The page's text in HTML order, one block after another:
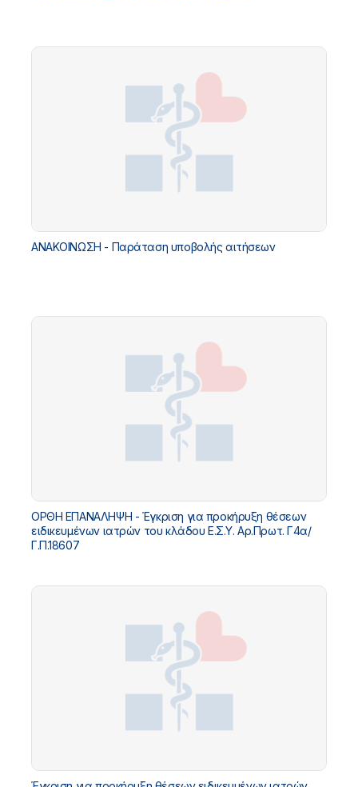
ΑΝΑΚΟΙΝΩΣΗ - Παράταση υποβολής αιτήσεων
ΟΡΘΗ ΕΠΑΝΑΛΗΨΗ - Έγκριση για προκήρυξη θέσεων
ειδικευμένων ιατρών του κλάδου Ε.Σ.Υ. Αρ.Πρωτ. Γ4α/
Γ.Π.18607